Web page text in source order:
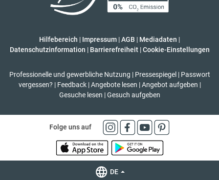
Hilfebereich | Impressum |AGB | Mediadaten |
Datenschutzinformation | Barrierefreiheit | Cookie-Einstellungen
Professionelle und gewerbliche Nutzung | Pressespiegel | Passwort
vergessen? | Feedback | Angebote lesen | Angebot aufgeben |
Gesuche lesen | Gesuch aufgeben
Folge uns auf
DE